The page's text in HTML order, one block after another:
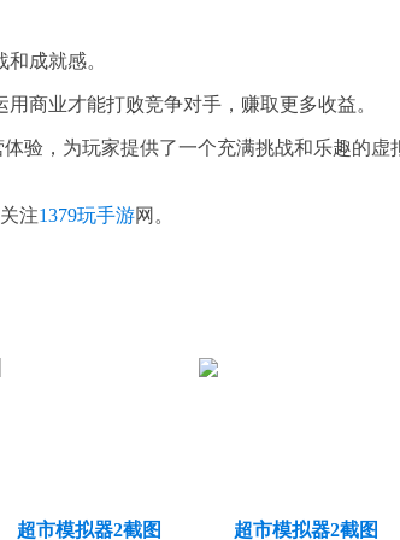
成就感。
用商业才能打败竞争对手，赚取更多收益。
验，为玩家提供了一个充满挑战和乐趣的虚
注1379玩手游网。